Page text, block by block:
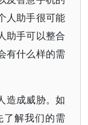
人助手很可能
助手可以整合
有什么样的需
造成威胁。如
解我们的需